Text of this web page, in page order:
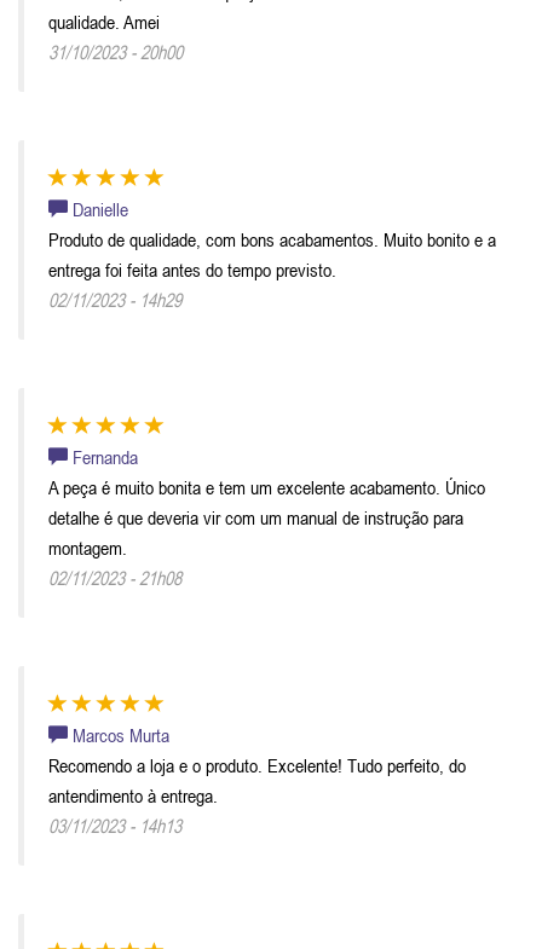
qualidade. Amei
31/10/2023 - 20h00
Danielle
Produto de qualidade, com bons acabamentos. Muito bonito e a
entrega foi feita antes do tempo previsto.
02/11/2023 - 14h29
Fernanda
A peça é muito bonita e tem um excelente acabamento. Único
detalhe é que deveria vir com um manual de instrução para
montagem.
02/11/2023 - 21h08
Marcos Murta
Recomendo a loja e o produto. Excelente! Tudo perfeito, do
antendimento à entrega.
03/11/2023 - 14h13